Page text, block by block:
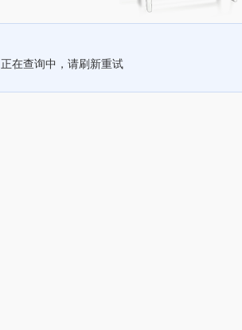
正在查询中，请刷新重试